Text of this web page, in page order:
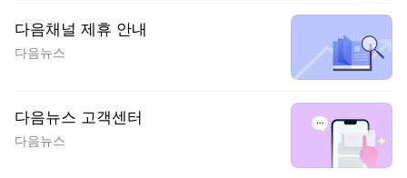
다음채널 제휴 안내
다음뉴스
다음뉴스 고객센터
다음뉴스